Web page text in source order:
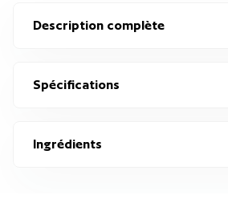
Description complète
Spécifications
Ingrédients